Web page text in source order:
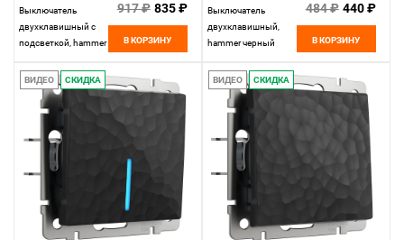
Выключатель
двухклавишный с
подсветкой, hammer
4690389162374
917 ₽ 835 ₽
В КОРЗИНУ
Выключатель
двухклавишный,
hammer черный
4690389162329
484 ₽ 440 ₽
В КОРЗИНУ
ВИДЕО СКИДКА ВИДЕО СКИДКА